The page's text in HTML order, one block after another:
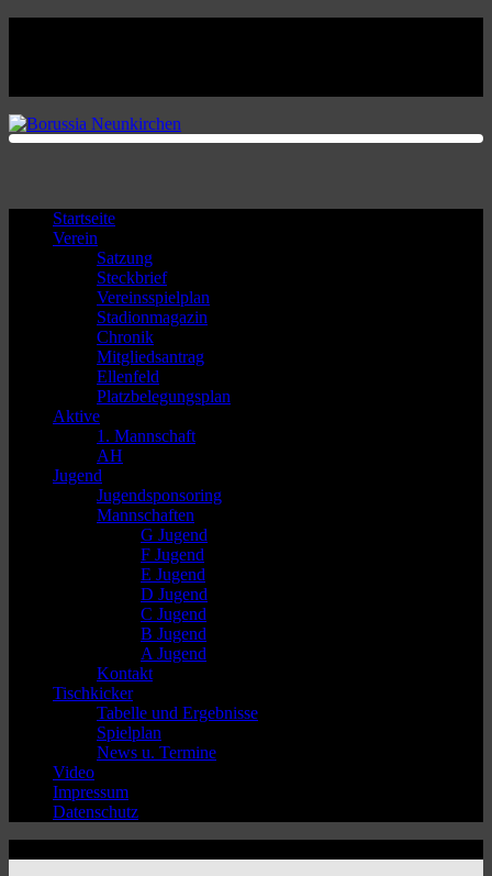
Startseite
Verein
Satzung
Steckbrief
Vereinsspielplan
Stadionmagazin
Chronik
Mitgliedsantrag
Ellenfeld
Platzbelegungsplan
Aktive
1. Mannschaft
AH
Jugend
Jugendsponsoring
Mannschaften
G Jugend
F Jugend
E Jugend
D Jugend
C Jugend
B Jugend
A Jugend
Kontakt
Tischkicker
Tabelle und Ergebnisse
Spielplan
News u. Termine
Video
Impressum
Datenschutz